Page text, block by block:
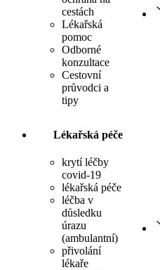
cestách
Lékařská
pomoc
Odborné
konzultace
Cestovní
průvodci a
tipy
Lékařská péče
krytí léčby
covid-19
lékařská péče
léčba v
důsledku
úrazu
(ambulantní)
přivolání
lékaře